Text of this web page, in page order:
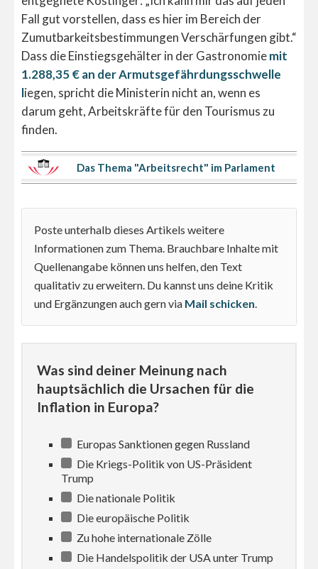
Fall gut vorstellen, dass es hier im Bereich der
Zumutbarkeitsbestimmungen Verschärfungen gibt.“
Dass die Einstiegsgehälter in der Gastronomiemit
1.288,35 € an der Armutsgefährdungsschwelle
liegen, spricht die Ministerin nicht an, wenn es
darum geht, Arbeitskräfte für den Tourismus zu
finden.
Das Thema "Arbeitsrecht" im Parlament
Poste unterhalb dieses Artikels weitere
Informationen zum Thema. Brauchbare Inhalte mit
Quellenangabe können uns helfen, den Text
qualitativ zu erweitern. Du kannst uns deine Kritik
und Ergänzungen auch gern via Mail schicken.
Was sind deiner Meinung nach
hauptsächlich die Ursachen für die
Inflation in Europa?
Europas Sanktionen gegen Russland
Die Kriegs-Politik von US-Präsident
Trump
Die nationale Politik
Die europäische Politik
Zu hohe internationale Zölle
Die Handelspolitik der USA unter Trump